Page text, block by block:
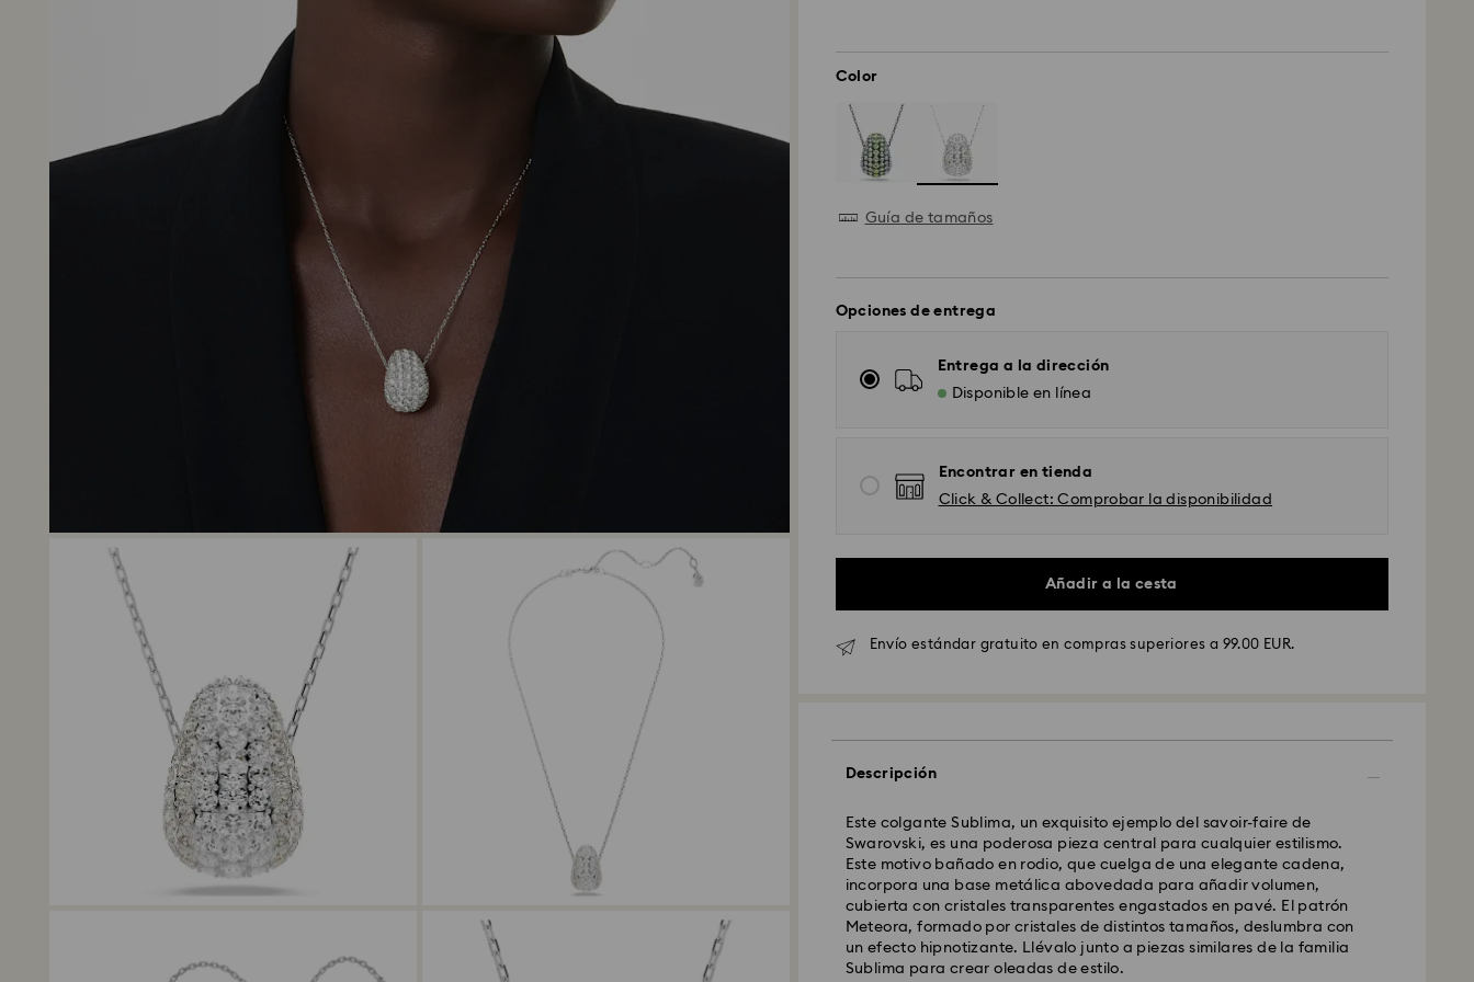
Color
Guía de tamaños
Opciones de entrega
Entrega a la dirección
Disponible en línea
Encontrar en tienda
Click & Collect: Comprobar la disponibilidad
Añadir a la cesta
Envío estándar gratuito en compras superiores a 99.00 EUR.
Descripción
Este colgante Sublima, un exquisito ejemplo del savoir-faire de
Swarovski, es una poderosa pieza central para cualquier estilismo.
Este motivo bañado en rodio, que cuelga de una elegante cadena,
incorpora una base metálica abovedada para añadir volumen,
cubierta con cristales transparentes engastados en pavé. El patrón
Meteora, formado por cristales de distintos tamaños, deslumbra con
un efecto hipnotizante. Llévalo junto a piezas similares de la familia
Sublima para crear oleadas de estilo.
Tiempo de envío estándar: 4 días laborables después del
Coste envío estándar: EUR 6.95
Envío estándar gratuito por compras superiores a: EUR 99
Envío Exprés - FedEx
Los pedidos realizados de lunes a viernes antes de las 14:30h CET
serán procesados y enviados el mismo día laboral.